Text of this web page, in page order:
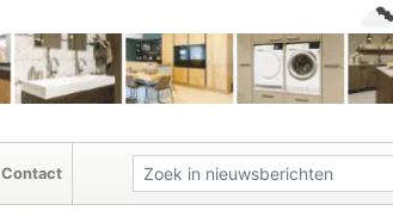
Contact